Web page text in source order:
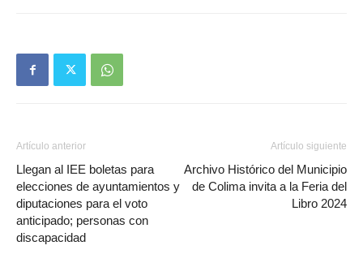
Artículo anterior
Llegan al IEE boletas para
elecciones de ayuntamientos y
diputaciones para el voto
anticipado; personas con
discapacidad
Artículo siguiente
Archivo Histórico del Municipio
de Colima invita a la Feria del
Libro 2024